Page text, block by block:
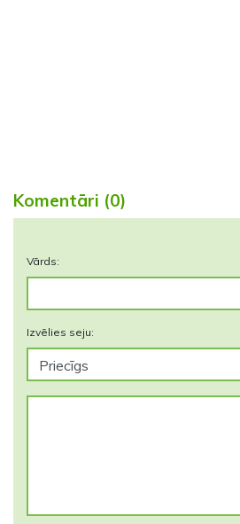
Komentāri (0)
Vārds:
Izvēlies seju: